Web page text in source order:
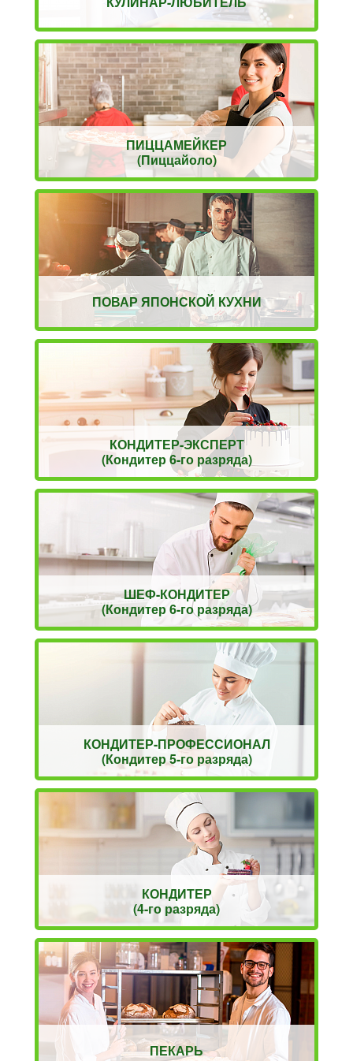
ПИЦЦАМЕЙКЕР
(Пиццайоло)
ПОВАР ЯПОНСКОЙ КУХНИ
КОНДИТЕР-ЭКСПЕРТ
(Кондитер 6-го разряда)
ШЕФ-КОНДИТЕР
(Кондитер 6-го разряда)
КОНДИТЕР-ПРОФЕССИОНАЛ
(Кондитер 5-го разряда)
КОНДИТЕР
(4-го разряда)
ПЕКАРЬ